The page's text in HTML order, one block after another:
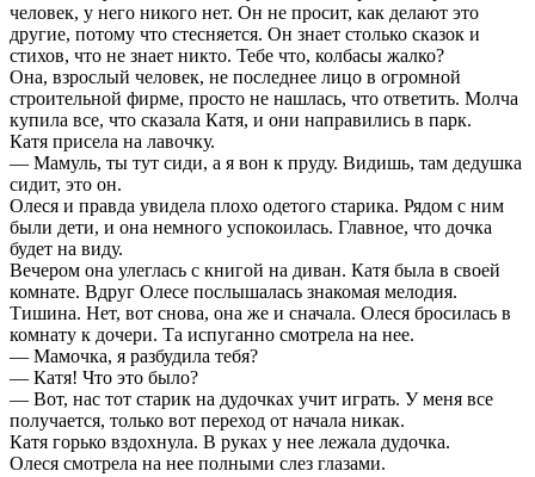
человек, у него никого нет. Он не просит, как делают это
другие, потому что стесняется. Он знает столько сказок и
стихов, что не знает никто. Тебе что, колбасы жалко?
Она, взрослый человек, не последнее лицо в огромной
строительной фирме, просто не нашлась, что ответить. Молча
купила все, что сказала Катя, и они направились в парк.
Катя присела на лавочку.
— Мамуль, ты тут сиди, а я вон к пруду. Видишь, там дедушка
сидит, это он.
Олеся и правда увидела плохо одетого старика. Рядом с ним
были дети, и она немного успокоилась. Главное, что дочка
будет на виду.
Вечером она улеглась с книгой на диван. Катя была в своей
комнате. Вдруг Олесе послышалась знакомая мелодия.
Тишина. Нет, вот снова, она же и сначала. Олеся бросилась в
комнату к дочери. Та испуганно смотрела на нее.
— Мамочка, я разбудила тебя?
— Катя! Что это было?
— Вот, нас тот старик на дудочках учит играть. У меня все
получается, только вот переход от начала никак.
Катя горько вздохнула. В руках у нее лежала дудочка.
Олеся смотрела на нее полными слез глазами.